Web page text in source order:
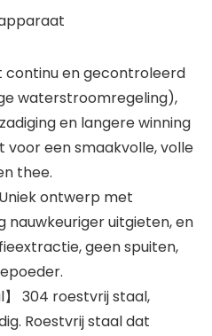
continu en gecontroleerd
waterstroomregeling),
en langere winning
een smaakvolle, volle
thee.
ontwerp met
nauwkeuriger uitgieten, en
geen spuiten,
】 304 roestvrij staal,
Roestvrij staal dat